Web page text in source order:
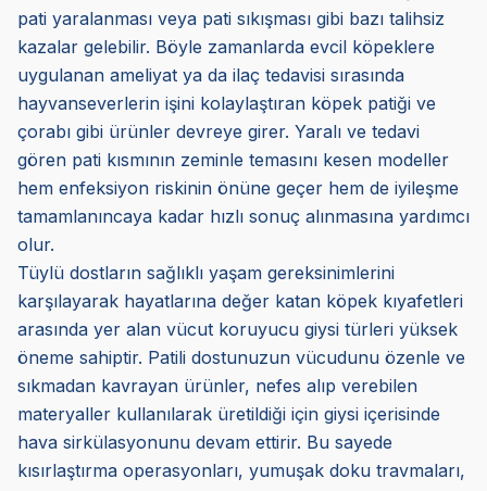
pati yaralanması veya pati sıkışması gibi bazı talihsiz
kazalar gelebilir. Böyle zamanlarda evcil köpeklere
uygulanan ameliyat ya da ilaç tedavisi sırasında
hayvanseverlerin işini kolaylaştıran köpek patiği ve
çorabı gibi ürünler devreye girer. Yaralı ve tedavi
gören pati kısmının zeminle temasını kesen modeller
hem enfeksiyon riskinin önüne geçer hem de iyileşme
tamamlanıncaya kadar hızlı sonuç alınmasına yardımcı
olur.
Tüylü dostların sağlıklı yaşam gereksinimlerini
karşılayarak hayatlarına değer katan köpek kıyafetleri
arasında yer alan vücut koruyucu giysi türleri yüksek
öneme sahiptir. Patili dostunuzun vücudunu özenle ve
sıkmadan kavrayan ürünler, nefes alıp verebilen
materyaller kullanılarak üretildiği için giysi içerisinde
hava sirkülasyonunu devam ettirir. Bu sayede
kısırlaştırma operasyonları, yumuşak doku travmaları,